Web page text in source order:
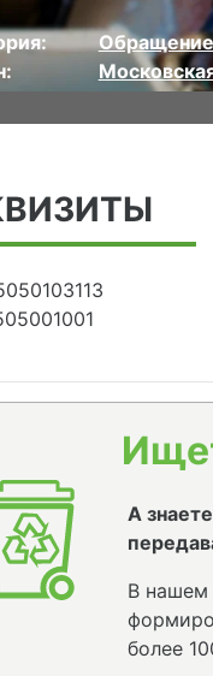
А
В нашем
более